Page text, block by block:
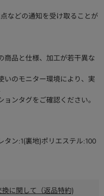
などの通知を受け取ることが
品と仕様、加工が若干異な
のモニター環境により、実
ンタグをご確認ください。
タン:1(裏地)ポリエステル:100
換に関して（返品特約)